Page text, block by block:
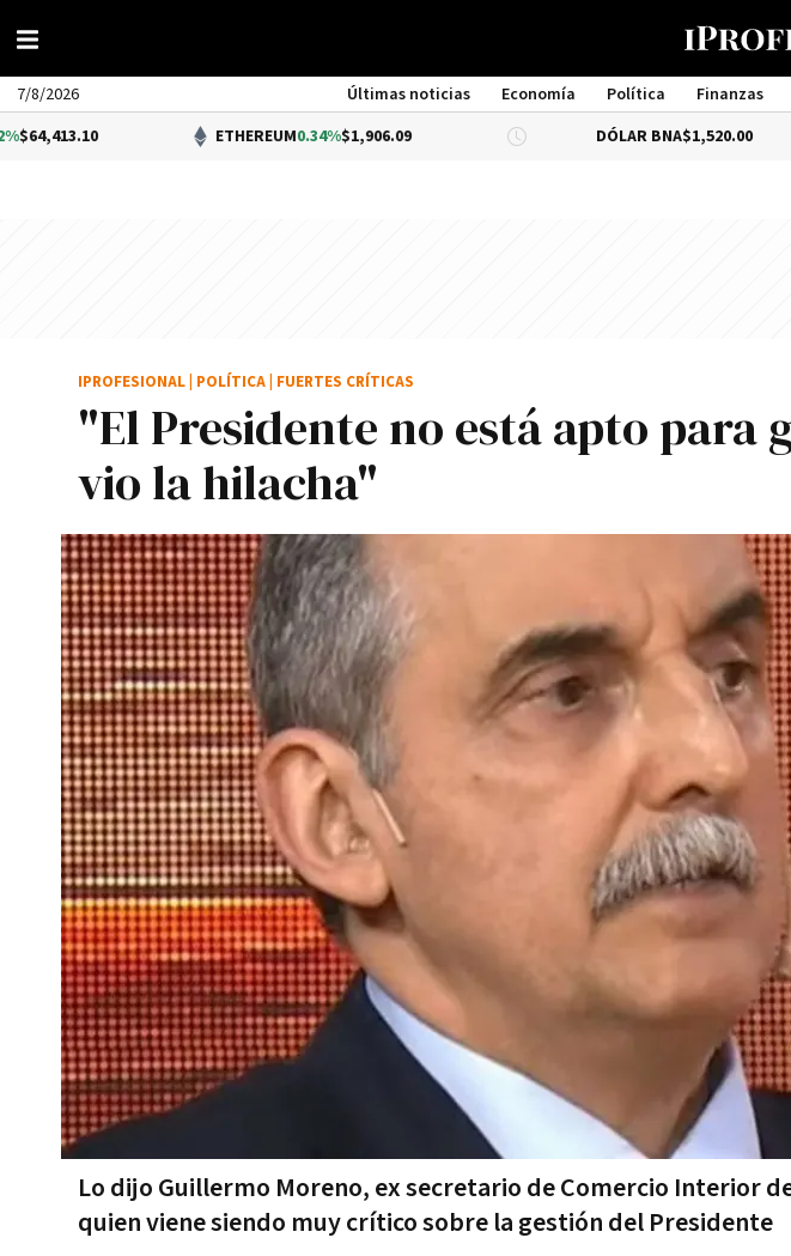
7/8/2026 Últimas noticias Economía Política Finanzas
ETHEREUM0.34%$1,906.09 DÓLAR BNA$1,520.00
"El Presidente no está apto para
vio la hilacha"
Lo dijo Guillermo Moreno, ex secretario de Comercio Interior
quien viene siendo muy crítico sobre la gestión del Presidente
IPROFESIONAL POLÍTICA FUERTES CRÍTICAS